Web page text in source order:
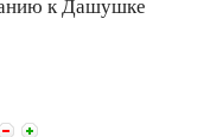
к Дашушке